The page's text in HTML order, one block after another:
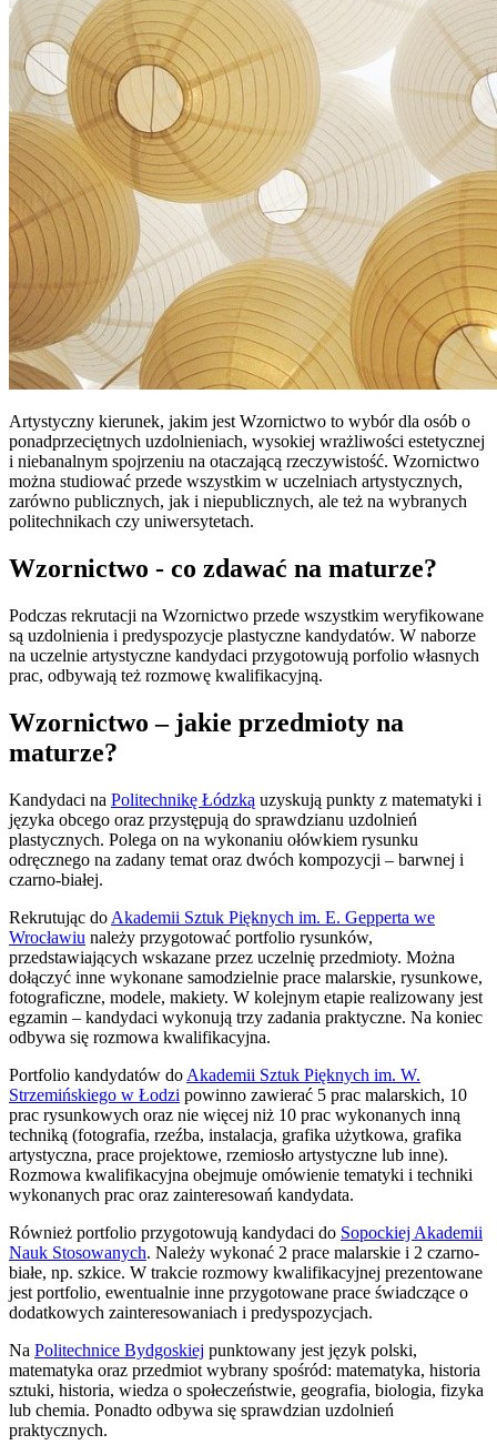
Artystyczny kierunek, jakim jest Wzornictwo to wybór dla osób o
ponadprzeciętnych uzdolnieniach, wysokiej wrażliwości estetycznej
i niebanalnym spojrzeniu na otaczającą rzeczywistość. Wzornictwo
można studiować przede wszystkim w uczelniach artystycznych,
zarówno publicznych, jak i niepublicznych, ale też na wybranych
politechnikach czy uniwersytetach.
Wzornictwo - co zdawać na maturze?
Podczas rekrutacji na Wzornictwo przede wszystkim weryfikowane
są uzdolnienia i predyspozycje plastyczne kandydatów. W naborze
na uczelnie artystyczne kandydaci przygotowują porfolio własnych
prac, odbywają też rozmowę kwalifikacyjną.
Wzornictwo – jakie przedmioty na
maturze?
Kandydaci na Politechnikę Łódzką uzyskują punkty z matematyki i
języka obcego oraz przystępują do sprawdzianu uzdolnień
plastycznych. Polega on na wykonaniu ołówkiem rysunku
odręcznego na zadany temat oraz dwóch kompozycji – barwnej i
czarno-białej.
Rekrutując do Akademii Sztuk Pięknych im. E. Gepperta we
Wrocławiu należy przygotować portfolio rysunków,
przedstawiających wskazane przez uczelnię przedmioty. Można
dołączyć inne wykonane samodzielnie prace malarskie, rysunkowe,
fotograficzne, modele, makiety. W kolejnym etapie realizowany jest
egzamin – kandydaci wykonują trzy zadania praktyczne. Na koniec
odbywa się rozmowa kwalifikacyjna.
Portfolio kandydatów do Akademii Sztuk Pięknych im. W.
Strzemińskiego w Łodzi powinno zawierać 5 prac malarskich, 10
prac rysunkowych oraz nie więcej niż 10 prac wykonanych inną
techniką (fotografia, rzeźba, instalacja, grafika użytkowa, grafika
artystyczna, prace projektowe, rzemiosło artystyczne lub inne).
Rozmowa kwalifikacyjna obejmuje omówienie tematyki i techniki
wykonanych prac oraz zainteresowań kandydata.
Również portfolio przygotowują kandydaci do Sopockiej Akademii
Nauk Stosowanych. Należy wykonać 2 prace malarskie i 2 czarno-
białe, np. szkice. W trakcie rozmowy kwalifikacyjnej prezentowane
jest portfolio, ewentualnie inne przygotowane prace świadczące o
dodatkowych zainteresowaniach i predyspozycjach.
Na Politechnice Bydgoskiej punktowany jest język polski,
matematyka oraz przedmiot wybrany spośród: matematyka, historia
sztuki, historia, wiedza o społeczeństwie, geografia, biologia, fizyka
lub chemia. Ponadto odbywa się sprawdzian uzdolnień
praktycznych.